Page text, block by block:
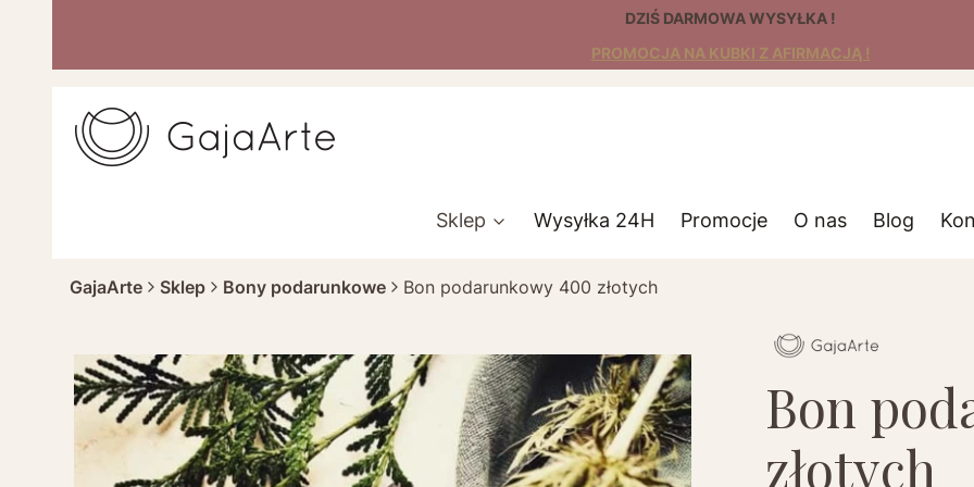
DZIŚ DARMOWA WYSYŁKA !
PROMOCJA NA KUBKI Z AFIRMACJĄ !
Sklep Wysyłka 24H Promocje O nas Blog
GajaArte Sklep Bony podarunkowe Bon podarunkowy 400 złotych
Bon
złotych